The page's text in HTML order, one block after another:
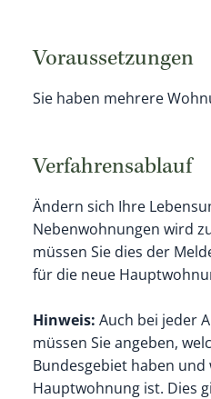
Voraussetzungen
Sie haben mehrere
Verfahrensablauf
Ändern sich Ihre
Nebenwohnungen wird
müssen Sie dies der
für die neue
Hinweis: Auch bei jeder
müssen Sie angeben,
Bundesgebiet haben und
Hauptwohnung ist. Dies